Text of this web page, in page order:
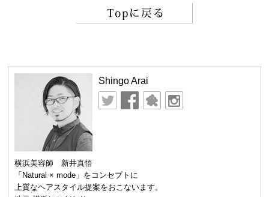
Shingo Arai
横浜美容師 新井真悟
「Natural × mode」をコンセプトに
上質なヘアスタイル提案をおこないます。